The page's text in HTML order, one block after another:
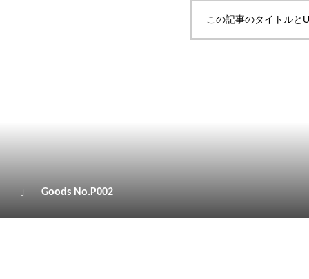
この記事のタイトルと
Goods No.P002